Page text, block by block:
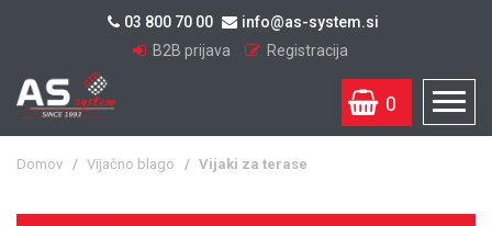
03 800 70 00
info@as-system.si
B2B prijava
Registracija
0
Domov / Vijačno blago / Vijaki za terase